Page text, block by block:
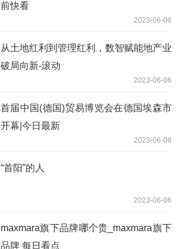
前快看
2023-06-06
从土地红利到管理红利，数智赋能地产业
破局向新-滚动
2023-06-06
首届中国(德国)贸易博览会在德国埃森市
开幕|今日最新
2023-06-06
“首阳”的人
2023-06-06
maxmara旗下品牌哪个贵_maxmara旗下
品牌 每日看点